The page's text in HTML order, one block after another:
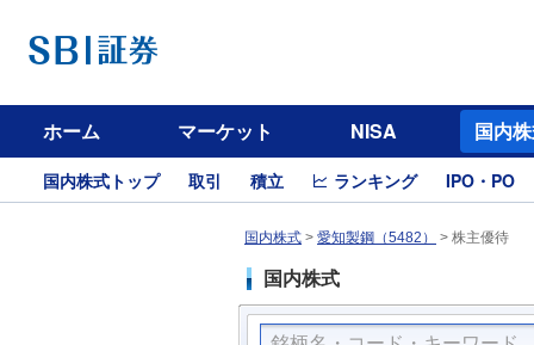
ホーム マーケット NISA 国内
国内株式トップ 取引 積立 ランキング IPO・PO
国内株式 > 愛知製鋼（5482） > 株主優待
国内株式